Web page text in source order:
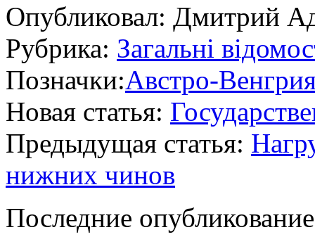
Опубликовал: Дмитрий
Рубрика: Загальні
Позначки:Австро-
Новая статья:
Предыдущая статья:
нижних чинов
Последние